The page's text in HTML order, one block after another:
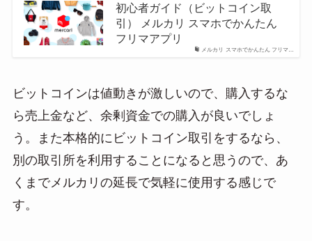
メルカリ スマホでかんたん フリマ…
初心者ガイド（ビットコイン取
引） メルカリ スマホでかんたん
フリマアプリ
ビットコインは値動きが激しいので、購入するな
ら売上金など、余剰資金での購入が良いでしょ
う。また本格的にビットコイン取引をするなら、
別の取引所を利用することになると思うので、あ
くまでメルカリの延長で気軽に使用する感じで
す。